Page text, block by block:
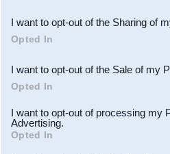
Downstream Participants
third parties.
I want to opt-out of the Sharing of
Opted In
I want to opt-out of the Sale of my
Opted In
I want to opt-out of processing my
Advertising.
Opted In